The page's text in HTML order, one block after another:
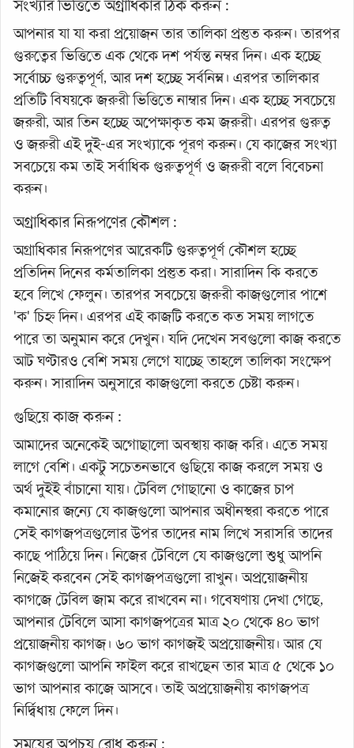
সংখ্যার ভিত্তিতে অগ্রাধিকার ঠিক করুন :
আপনার যা যা করা প্রয়োজন তার তালিকা প্রস্তুত করুন। তারপর
গুরুত্বের ভিত্তিতে এক থেকে দশ পর্যন্ত নম্বর দিন। এক হচ্ছে
সর্বোচ্চ গুরুত্বপূর্ণ, আর দশ হচ্ছে সর্বনিম্ন। এরপর তালিকার
প্রতিটি বিষয়কে জরুরী ভিত্তিতে নাম্বার দিন। এক হচ্ছে সবচেয়ে
জরুরী, আর তিন হচ্ছে অপেক্ষাকৃত কম জরুরী। এরপর গুরুত্ব
ও জরুরী এই দুই-এর সংখ্যাকে পূরণ করুন। যে কাজের সংখ্যা
সবচেয়ে কম তাই সর্বাধিক গুরুত্বপূর্ণ ও জরুরী বলে বিবেচনা
করুন।
অগ্রাধিকার নিরূপণের কৌশল :
অগ্রাধিকার নিরূপণের আরেকটি গুরুত্বপূর্ণ কৌশল হচ্ছে
প্রতিদিন দিনের কর্মতালিকা প্রস্তুত করা। সারাদিন কি করতে
হবে লিখে ফেলুন। তারপর সবচেয়ে জরুরী কাজগুলোর পাশে
'ক' চিহ্ন দিন। এরপর এই কাজটি করতে কত সময় লাগতে
পারে তা অনুমান করে দেখুন। যদি দেখেন সবগুলো কাজ করতে
আট ঘণ্টারও বেশি সময় লেগে যাচ্ছে তাহলে তালিকা সংক্ষেপ
করুন। সারাদিন অনুসারে কাজগুলো করতে চেষ্টা করুন।
গুছিয়ে কাজ করুন :
আমাদের অনেকেই অগোছালো অবস্থায় কাজ করি। এতে সময়
লাগে বেশি। একটু সচেতনভাবে গুছিয়ে কাজ করলে সময় ও
অর্থ দুইই বাঁচানো যায়। টেবিল গোছানো ও কাজের চাপ
কমানোর জন্যে যে কাজগুলো আপনার অধীনস্থরা করতে পারে
সেই কাগজপত্রগুলোর উপর তাদের নাম লিখে সরাসরি তাদের
কাছে পাঠিয়ে দিন। নিজের টেবিলে যে কাজগুলো শুধু আপনি
নিজেই করবেন সেই কাগজপত্রগুলো রাখুন। অপ্রয়োজনীয়
কাগজে টেবিল জাম করে রাখবেন না। গবেষণায় দেখা গেছে,
আপনার টেবিলে আসা কাগজপত্রের মাত্র ২০ থেকে ৪০ ভাগ
প্রয়োজনীয় কাগজ। ৬০ ভাগ কাগজই অপ্রয়োজনীয়। আর যে
কাগজগুলো আপনি ফাইল করে রাখছেন তার মাত্র ৫ থেকে ১০
ভাগ আপনার কাজে আসবে। তাই অপ্রয়োজনীয় কাগজপত্র
নির্দ্বিধায় ফেলে দিন।
সময়ের অপচয় রোধ করুন :